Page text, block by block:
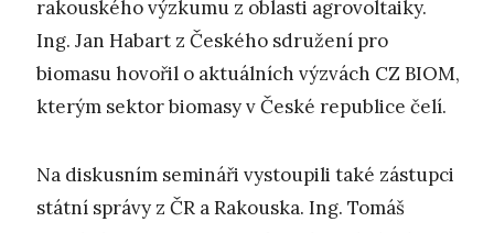
rakouského výzkumu z oblasti agrovoltaiky.
Ing. Jan Habart z Českého sdružení pro
biomasu hovořil o aktuálních výzvách CZ BIOM,
kterým sektor biomasy v České republice čelí.
Na diskusním semináři vystoupili také zástupci
státní správy z ČR a Rakouska. Ing. Tomáš